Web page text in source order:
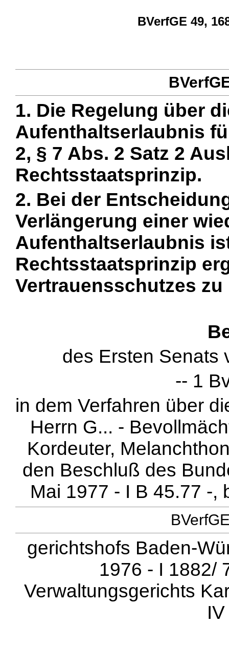
BVerfGE 49,
1. Die Regelung über
Aufenthaltserlaubnis
2, § 7 Abs. 2 Satz 2
Rechtsstaatsprinzip.
2. Bei der
Verlängerung einer
Aufenthaltserlaubnis
Rechtsstaatsprinzip
Vertrauensschutzes zu
des Ersten Senats
-- 1
in dem Verfahren über
Herrn G... -
Kordeuter,
den Beschluß des
Mai 1977 - I B 45.77 -,
gerichtshofs Baden-
1976 - I 1882/
Verwaltungsgerichts